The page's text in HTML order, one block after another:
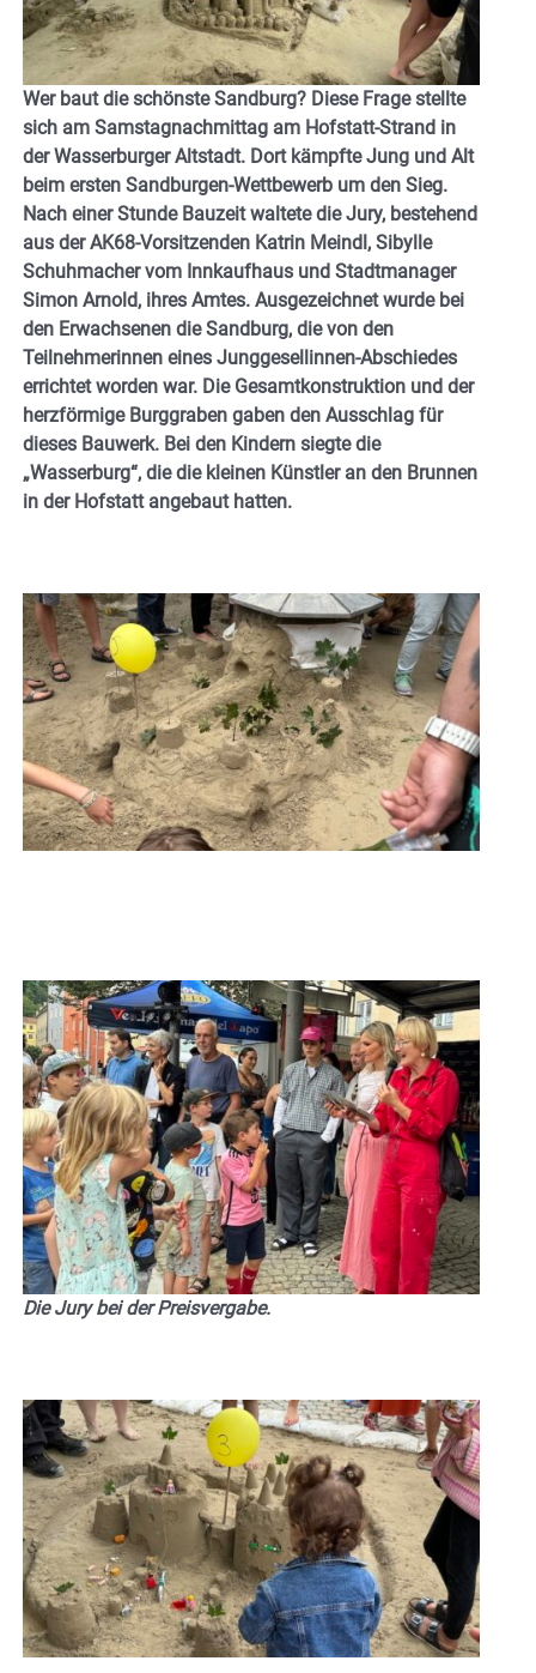
Wer baut die schönste Sandburg? Diese Frage stellte
sich am Samstagnachmittag am Hofstatt-Strand in
der Wasserburger Altstadt. Dort kämpfte Jung und Alt
beim ersten Sandburgen-Wettbewerb um den Sieg.
Nach einer Stunde Bauzeit waltete die Jury, bestehend
aus der AK68-Vorsitzenden Katrin Meindl, Sibylle
Schuhmacher vom Innkaufhaus und Stadtmanager
Simon Arnold, ihres Amtes. Ausgezeichnet wurde bei
den Erwachsenen die Sandburg, die von den
Teilnehmerinnen eines Junggesellinnen-Abschiedes
errichtet worden war. Die Gesamtkonstruktion und der
herzförmige Burggraben gaben den Ausschlag für
dieses Bauwerk. Bei den Kindern siegte die
„Wasserburg“, die die kleinen Künstler an den Brunnen
in der Hofstatt angebaut hatten.
Die Jury bei der Preisvergabe.